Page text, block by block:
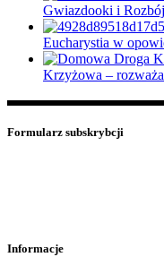
Gwiazdooki i
Eucharystia w
Krzyżowa –
Formularz subskrybcji
Informacje